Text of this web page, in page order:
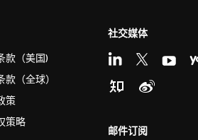
款（美国)
款（全球）
策
策略
社交媒体
邮件订阅